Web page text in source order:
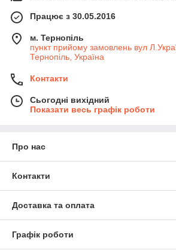
Працює з 30.05.2016
м. Тернопіль
пункт прийому замовлень вул
Тернопіль, Україна
Контакти
Сьогодні вихідний
Показати весь графік роботи
Про нас
Контакти
Доставка та оплата
Графік роботи